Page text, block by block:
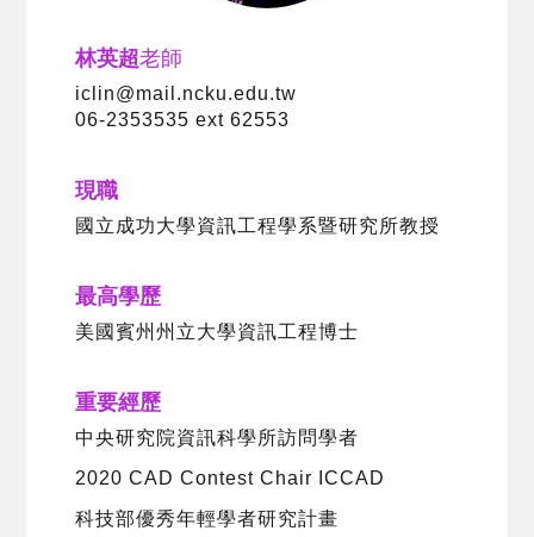
林英超老師
iclin@mail.ncku.edu.tw
06-2353535 ext 62553
現職
國立成功大學資訊工程學系暨研究所教授
最高學歷
美國賓州州立大學資訊工程博士
重要經歷
中央研究院資訊科學所訪問學者
2020 CAD Contest Chair ICCAD
科技部優秀年輕學者研究計畫